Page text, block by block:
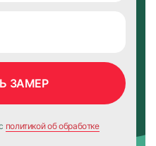
политикой об обработке